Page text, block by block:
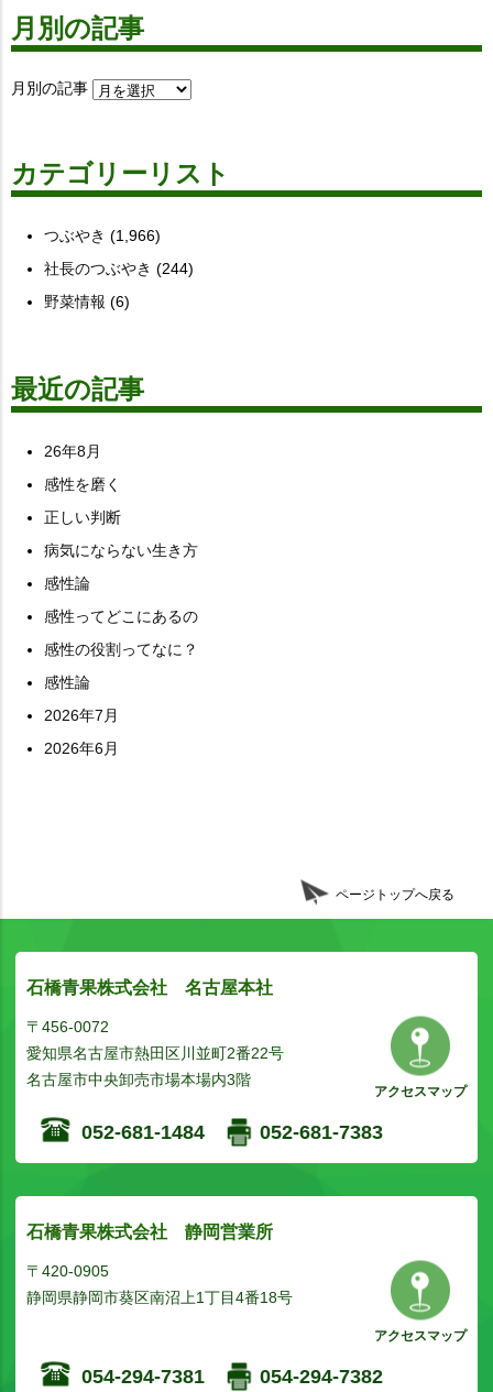
月別の記事
月別の記事
カテゴリーリスト
つぶやき (1,966)
社長のつぶやき (244)
野菜情報 (6)
最近の記事
26年8月
感性を磨く
正しい判断
病気にならない生き方
感性論
感性ってどこにあるの
感性の役割ってなに？
感性論
2026年7月
2026年6月
ページトップへ戻る
石橋青果株式会社 名古屋本社
〒456-0072
愛知県名古屋市熱田区川並町2番22号
名古屋市中央卸売市場本場内3階
アクセスマップ
052-681-1484 052-681-7383
石橋青果株式会社 静岡営業所
〒420-0905
静岡県静岡市葵区南沼上1丁目4番18号
アクセスマップ
054-294-7381 054-294-7382